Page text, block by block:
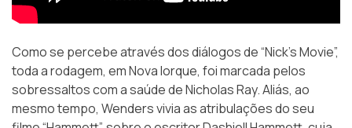
Como se percebe através dos diálogos de “Nick’s Movie”,
toda a rodagem, em Nova Iorque, foi marcada pelos
sobressaltos com a saúde de Nicholas Ray. Aliás, ao
mesmo tempo, Wenders vivia as atribulações do seu